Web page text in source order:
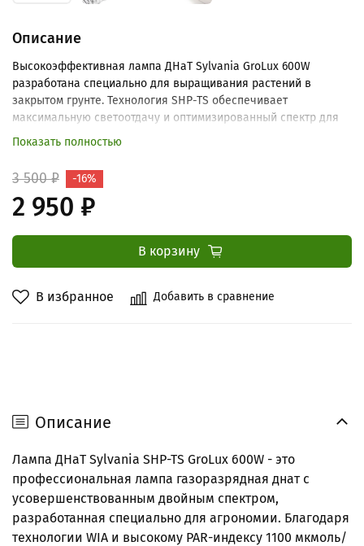
В избранное Добавить в сравнение
Описание
Высокоэффективная лампа ДНаТ Sylvania GroLux 600W
разработана специально для выращивания растений в
закрытом грунте. Технология SHP-TS обеспечивает
максимальную светоотдачу и оптимизированный спектр для
стадий вегетации и цветения.
Показать полностью
3 500 ₽
2 950 ₽
-16%
В корзину
Описание
Лампа ДНаТ Sylvania SHP-TS GroLux 600W - это
профессиональная лампа газоразрядная днат с
усовершенствованным двойным спектром,
разработанная специально для агрономии. Благодаря
технологии WIA и высокому PAR-индексу 1100 мкмоль/